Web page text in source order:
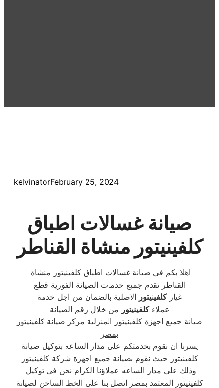
kelvinatorFebruary 25, 2024
صيانة غسالات اطباق
كلفينيتور منشاة القناطر
القناطر تقدم جميع خدمات الصيانة الفورية قطع
غياركلفينيتور الاصلية بالضمان من اجل خدمة
عملاءكلفينيتور من خلال رقم الصيانة
صيانة جميع اجهزة كلفينيتور المنزلية مركز صيانة كلفينيتور
بمصر
يسرنا ان نقوم بخدمتكم على مدار الساعه بتوكيل صيانة
كلفينيتور حيث نقوم بصيانة جميع اجهزة شركة كلفينيتور
كلفينيتور المعتمد بمصر اتصل بنا على الخط الساخن لصيانة